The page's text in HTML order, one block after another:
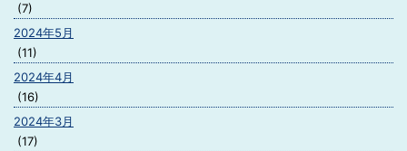
(7)
2024年5月
(11)
2024年4月
(16)
2024年3月
(17)